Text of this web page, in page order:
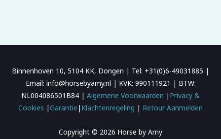
Binnenhoven 10, 5104 KK, Dongen | Tel: +31(0)6-49031885 |
Email: info@horsebyamy.nl | KVK: 990111921 | BTW:
NL004086501B84 | Algemene Voorwaarden | Privacy &
Cookies |Garantie | Klachtenregeling | Retour Aanmelden
Copyright © 2026 Horse by Amy